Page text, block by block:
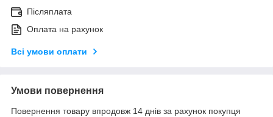
Післяплата
Оплата на рахунок
Всі умови оплати
Умови повернення
Повернення товару впродовж 14 днів за рахунок покупця